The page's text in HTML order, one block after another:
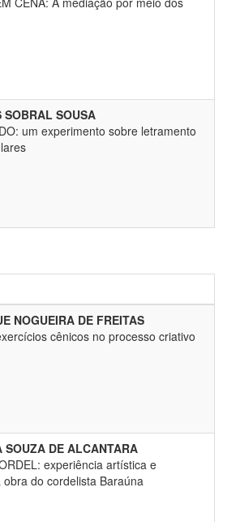
SOUSA
um experimento sobre letramento
NOGUEIRA DE FREITAS
cênicos no processo criativo
SOUZA DE ALCANTARA
experiência artística e
do cordelista Baraúna